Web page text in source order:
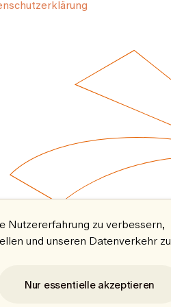
Nutzererfahrung zu verbessern,
und unseren Datenverkehr zu
Nur essentielle akzeptieren